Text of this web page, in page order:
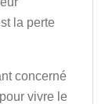
la perte
concerné
vivre le